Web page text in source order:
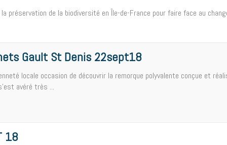
préservation de la biodiversité en Île-de-France pour faire face au
Gault St Denis 22sept18
locale occasion de découvrir la remorque polyvalente conçue et
avéré très ...
18